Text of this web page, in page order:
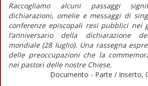
Raccogliamo alcuni passaggi
dichiarazioni, omelie e messaggi di
conferenze episcopali resi pubblici nei
l’anniversario della dichiarazione
mondiale (28 luglio). Una rassegna
delle preoccupazioni che la
nei pastori delle nostre Chiese.
Documento - Parte / Inserto,